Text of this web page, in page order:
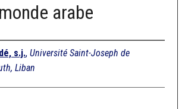
arabe
s.j., Université Saint-Joseph de
Liban